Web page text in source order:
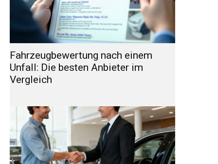
Fahrzeugbewertung nach einem
Unfall: Die besten Anbieter im
Vergleich